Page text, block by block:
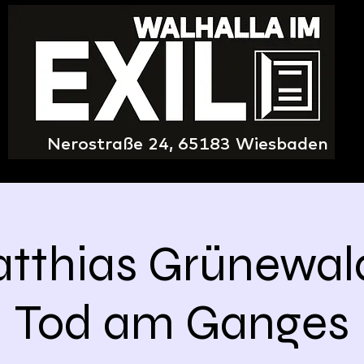
Nerostraße 24, 65183 Wiesbaden
Tod am Ganges